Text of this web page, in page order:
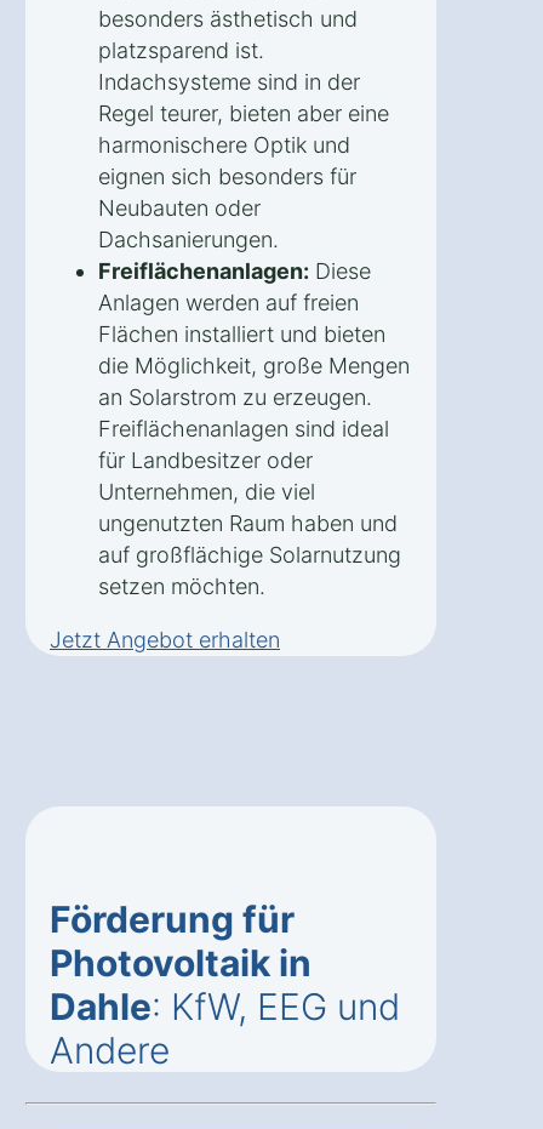
besonders ästhetisch und
platzsparend ist.
Indachsysteme sind in der
Regel teurer, bieten aber eine
harmonischere Optik und
eignen sich besonders für
Neubauten oder
Dachsanierungen.
Freiflächenanlagen: Diese
Anlagen werden auf freien
Flächen installiert und bieten
die Möglichkeit, große Mengen
an Solarstrom zu erzeugen.
Freiflächenanlagen sind ideal
für Landbesitzer oder
Unternehmen, die viel
ungenutzten Raum haben und
auf großflächige Solarnutzung
setzen möchten.
Jetzt Angebot erhalten
Förderung für
Photovoltaik in
Dahle: KfW, EEG und
Andere